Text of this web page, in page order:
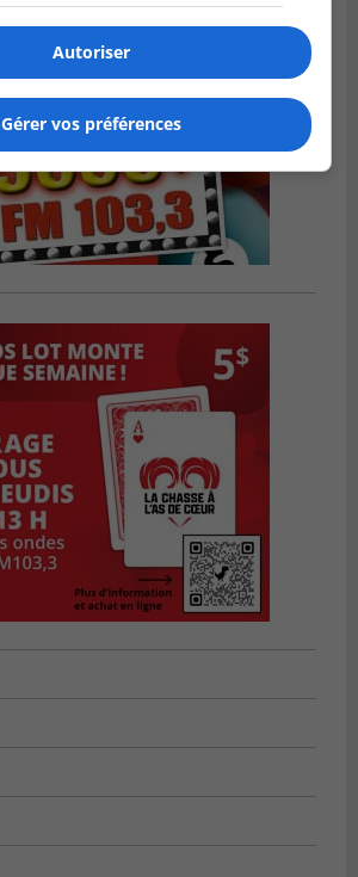
Autoriser
Gérer vos préférences